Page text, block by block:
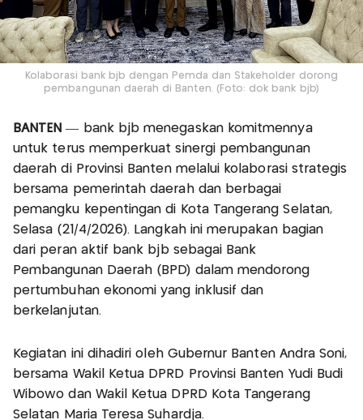
Kolaborasi bank bjb dengan Pemda dan Stakeholder dorong
pembangunan daerah di Banten. (Foto: dok bank bjb)
BANTEN— bank bjb menegaskan komitmennya
untuk terus memperkuat sinergi pembangunan
daerah di Provinsi Banten melalui kolaborasi strategis
bersama pemerintah daerah dan berbagai
pemangku kepentingan di Kota Tangerang Selatan,
Selasa (21/4/2026). Langkah ini merupakan bagian
dari peran aktif bank bjb sebagai Bank
Pembangunan Daerah (BPD) dalam mendorong
pertumbuhan ekonomi yang inklusif dan
berkelanjutan.
Kegiatan ini dihadiri oleh Gubernur Banten Andra Soni,
bersama Wakil Ketua DPRD Provinsi Banten Yudi Budi
Wibowo dan Wakil Ketua DPRD Kota Tangerang
Selatan Maria Teresa Suhardja.